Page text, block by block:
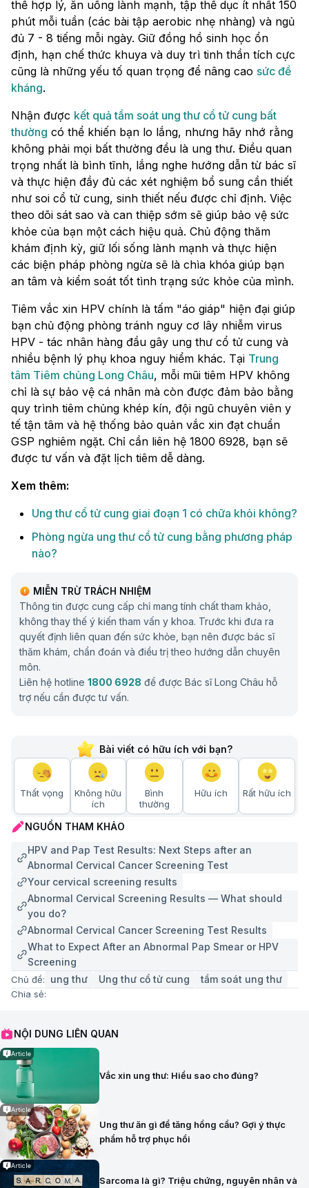
thể hợp lý, ăn uống lành mạnh, tập thể dục ít nhất 150
phút mỗi tuần (các bài tập aerobic nhẹ nhàng) và ngủ
đủ 7 - 8 tiếng mỗi ngày. Giữ đồng hồ sinh học ổn
định, hạn chế thức khuya và duy trì tinh thần tích cực
cũng là những yếu tố quan trọng để nâng cao sức đề
kháng.
Nhận được kết quả tầm soát ung thư cổ tử cung bất
thường có thể khiến bạn lo lắng, nhưng hãy nhớ rằng
không phải mọi bất thường đều là ung thư. Điều quan
trọng nhất là bình tĩnh, lắng nghe hướng dẫn từ bác sĩ
và thực hiện đầy đủ các xét nghiệm bổ sung cần thiết
như soi cổ tử cung, sinh thiết nếu được chỉ định. Việc
theo dõi sát sao và can thiệp sớm sẽ giúp bảo vệ sức
khỏe của bạn một cách hiệu quả. Chủ động thăm
khám định kỳ, giữ lối sống lành mạnh và thực hiện
các biện pháp phòng ngừa sẽ là chìa khóa giúp bạn
an tâm và kiểm soát tốt tình trạng sức khỏe của mình.
Tiêm vắc xin HPV chính là tấm "áo giáp" hiện đại giúp
bạn chủ động phòng tránh nguy cơ lây nhiễm virus
HPV - tác nhân hàng đầu gây ung thư cổ tử cung và
nhiều bệnh lý phụ khoa nguy hiểm khác. Tại Trung
tâm Tiêm chủng Long Châu, mỗi mũi tiêm HPV không
chỉ là sự bảo vệ cá nhân mà còn được đảm bảo bằng
quy trình tiêm chủng khép kín, đội ngũ chuyên viên y
tế tận tâm và hệ thống bảo quản vắc xin đạt chuẩn
GSP nghiêm ngặt. Chỉ cần liên hệ 1800 6928, bạn sẽ
được tư vấn và đặt lịch tiêm dễ dàng.
Xem thêm:
Ung thư cổ tử cung giai đoạn 1 có chữa khỏi không?
Phòng ngừa ung thư cổ tử cung bằng phương pháp
nào?
MIỄN TRỪ TRÁCH NHIỆM
Thông tin được cung cấp chỉ mang tính chất tham khảo,
không thay thế ý kiến tham vấn y khoa. Trước khi đưa ra
quyết định liên quan đến sức khỏe, bạn nên được bác sĩ
thăm khám, chẩn đoán và điều trị theo hướng dẫn chuyên
môn.
Liên hệ hotline 1800 6928 để được Bác sĩ Long Châu hỗ
trợ nếu cần được tư vấn.
Bài viết có hữu ích với bạn?
Thất vọng
Không hữu
ích
Bình
thường
Hữu ích Rất hữu ích
NGUỒN THAM KHẢO
HPV and Pap Test Results: Next Steps after an
Abnormal Cervical Cancer Screening Test
Your cervical screening results
Abnormal Cervical Screening Results — What should
you do?
Abnormal Cervical Cancer Screening Test Results
What to Expect After an Abnormal Pap Smear or HPV
Screening
Chủ đề: ung thư Ung thư cổ tử cung tầm soát ung thư
Chia sẻ:
NỘI DUNG LIÊN QUAN
Article
Vắc xin ung thư: Hiểu sao cho đúng?
Article
Ung thư ăn gì để tăng hồng cầu? Gợi ý thực
phẩm hỗ trợ phục hồi
Article
Sarcoma là gì? Triệu chứng, nguyên nhân và